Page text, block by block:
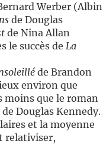
Werber (Albin
de Douglas
de Nina Allan
le succès de La
de Brandon
environ que
moins que le roman
Douglas Kennedy.
et la moyenne
relativiser,